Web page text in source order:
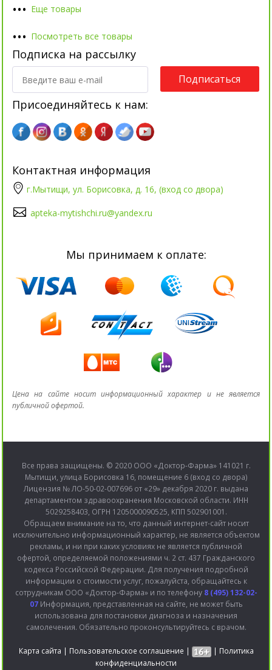
••• Еще товары
••• Посмотреть все товары
Подписка на рассылку
Подписаться
Присоединяйтесь к нам:
Контактная информация
г.Мытищи, ул. Борисовка, д. 16, (вход со двора)
apteka-mytishchi.ru@yandex.ru
Мы принимаем к оплате:
Цена на сайте носит информационный характер и не является
публичной офертой.
Все права защищены. © 2020 ООО «Доктор-Фарма» 141021 г.
Мытищи, улица Борисовка 16, помещение 6 (вход со двора)
Лицензия № ЛО-50-02-007696 от «29» декабря 2020 г. выдана
департаментом здравоохранения Московской области. ИНН
5029258403, ОГРН 1205000090525, КПП 502901001.
Обращаем внимание на то, что данный интернет-сайт носит
исключительно информационный характер, не является объектом
рекламы, и ни при каких условиях не является публичной
офертой, определяемой положениями ч. 2 ст. 437 Гражданского
кодекса Российской Федерации. Для получения подробной
информации о стоимости услуг, пожалуйста, обращайтесь к
сотрудникам ООО «Доктор-Фарма» и по телефону 8 (495) 132-02-
07Информация, представленная на сайте, не может быть
использована для постановки диагноза и назначения
самолечения. Обязательно проконсультируйтесь с врачом.
Карта сайта | Пользовательское соглашение | | Политика
конфиденциальности